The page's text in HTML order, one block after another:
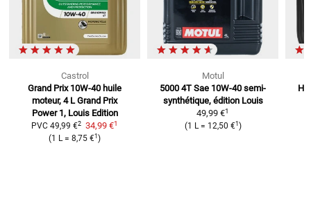
Castrol
Grand Prix 10W-40 huile
moteur, 4 L Grand Prix
Power 1, Louis Edition
PVC 49,99 €2 34,99 €1
(1 L=8,75 €1)
Motul
5000 4T Sae 10W-40 semi-
synthétique, édition Louis
49,99 €1
(1 L= 12,50 €1 )